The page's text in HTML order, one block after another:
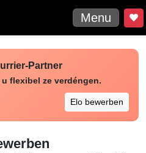
Menu
Partner
flexibel ze verdéngen.
Elo bewerben